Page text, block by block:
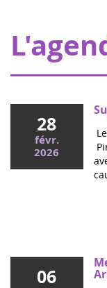
Ce mercredi, le
Grandir Sans
28
févr.
2026
06